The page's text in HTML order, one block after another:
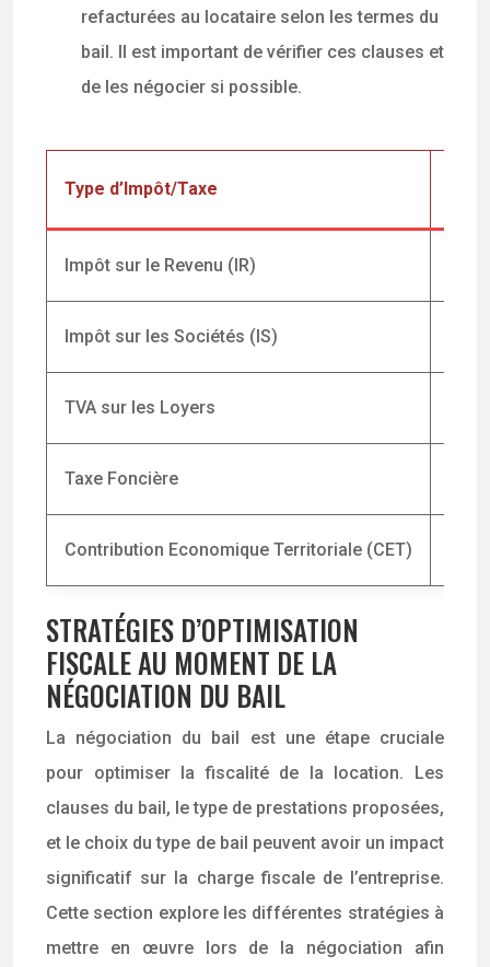
refacturées au locataire selon les termes du
bail. Il est important de vérifier ces clauses et
de les négocier si possible.
Type d’Impôt/Taxe
Impôt sur le Revenu (IR)
Impôt sur les Sociétés (IS)
TVA sur les Loyers
Taxe Foncière
Contribution Economique Territoriale (CET)
STRATÉGIES D’OPTIMISATION
FISCALE AU MOMENT DE LA
NÉGOCIATION DU BAIL
La négociation du bail est une étape cruciale
pour optimiser la fiscalité de la location. Les
clauses du bail, le type de prestations proposées,
et le choix du type de bail peuvent avoir un impact
significatif sur la charge fiscale de l’entreprise.
Cette section explore les différentes stratégies à
mettre en œuvre lors de la négociation afin